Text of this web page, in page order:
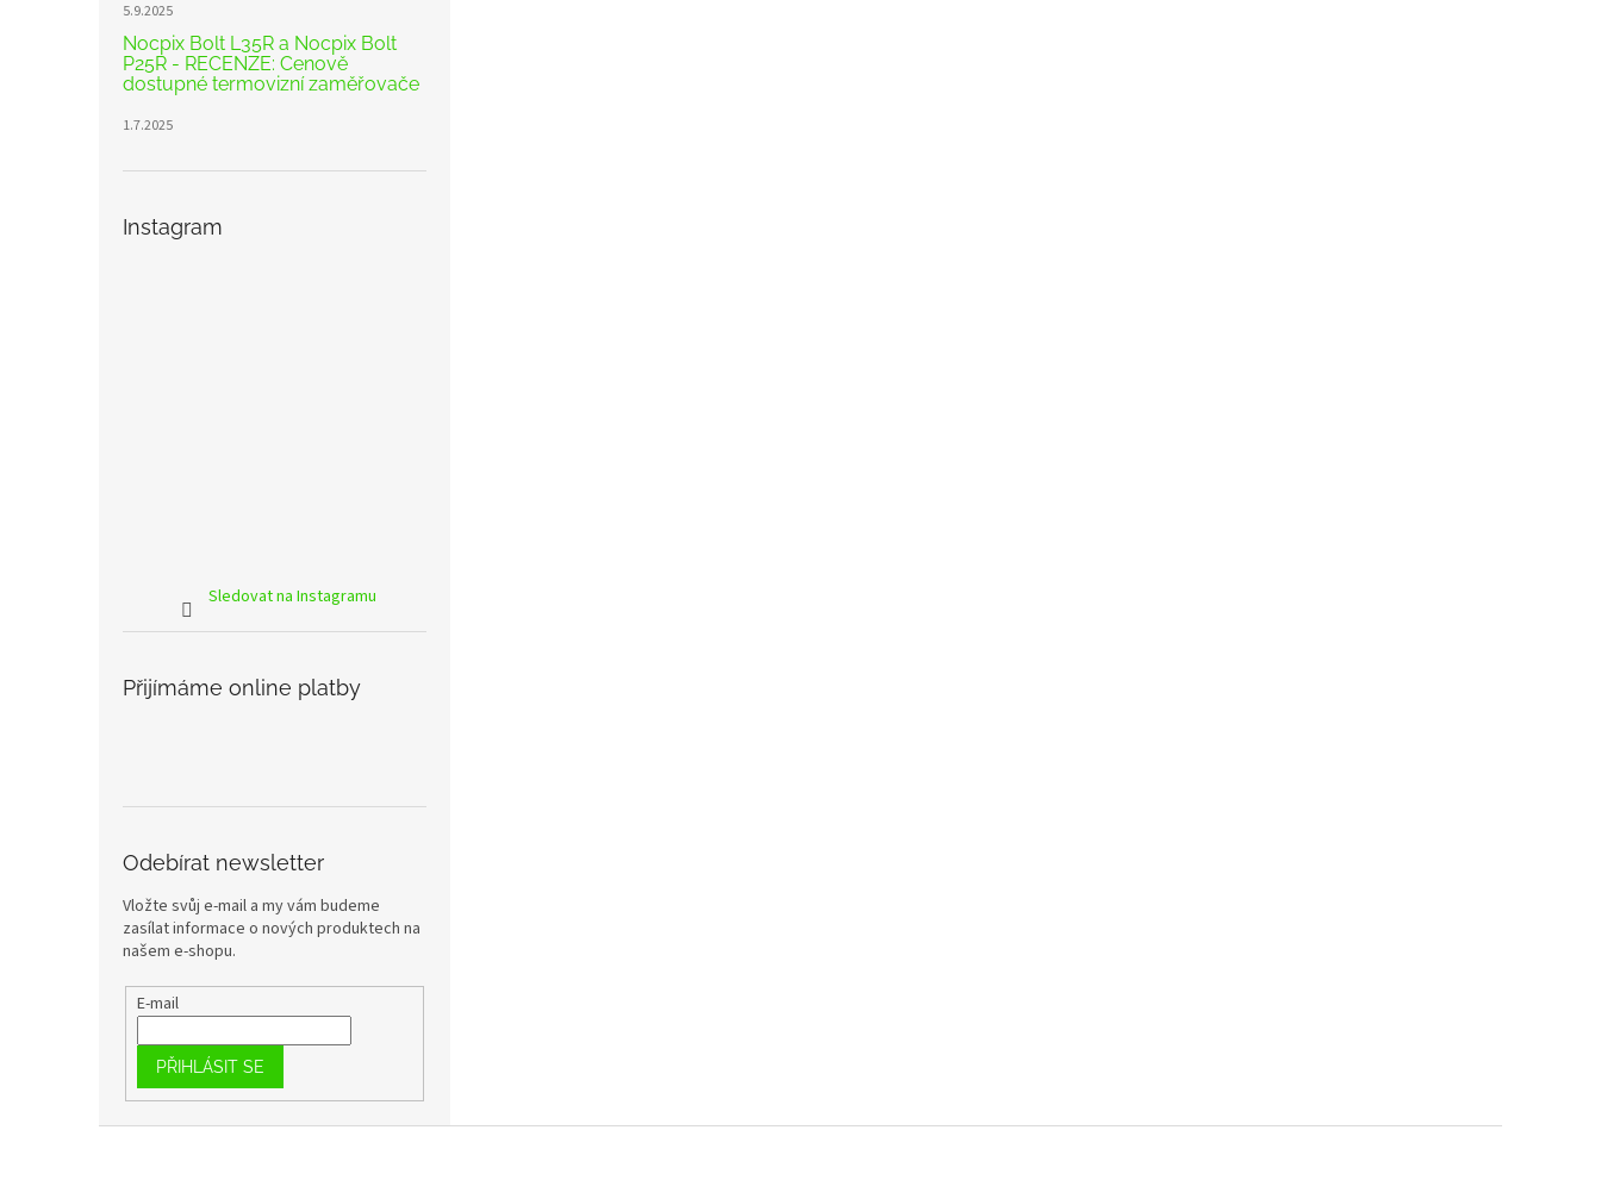
5.9.2025
Nocpix Bolt L35R a Nocpix Bolt
P25R - RECENZE: Cenově
dostupné termovizní zaměřovače
1.7.2025
Instagram
Sledovat na Instagramu
Přijímáme online platby
Odebírat newsletter
Vložte svůj e-mail a my vám budeme
zasílat informace o nových produktech na
našem e-shopu.
E-mail
PŘIHLÁSIT SE